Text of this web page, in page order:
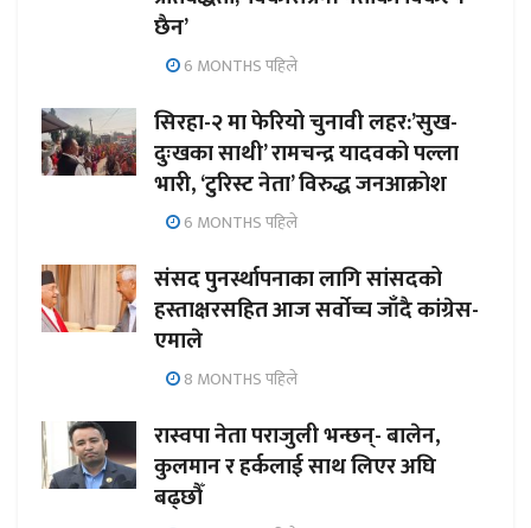
छैन’
6 MONTHS पहिले
सिरहा-२ मा फेरियो चुनावी लहर:’सुख-
दुःखका साथी’ रामचन्द्र यादवको पल्ला
भारी, ‘टुरिस्ट नेता’ विरुद्ध जनआक्रोश
6 MONTHS पहिले
संसद पुनर्स्थापनाका लागि सांसदको
हस्ताक्षरसहित आज सर्वोच्च जाँदै कांग्रेस-
एमाले
8 MONTHS पहिले
रास्वपा नेता पराजुली भन्छन्- बालेन,
कुलमान र हर्कलाई साथ लिएर अघि
बढ्छौँ